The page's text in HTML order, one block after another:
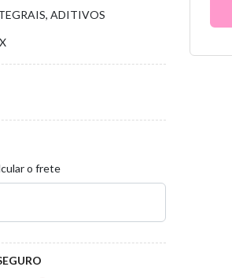
ADITIVOS
o frete